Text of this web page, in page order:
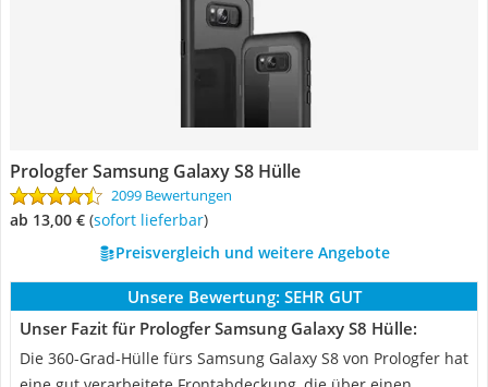
Prologfer Samsung Galaxy S8 Hülle
2099 Bewertungen
ab 13,00 € ( Sofort lieferbar)
Preisvergleich und weitere Angebote
Unsere Bewertung: SEHR GUT
Unser Fazit für Prologfer Samsung Galaxy S8 Hülle:
Die 360-Grad-Hülle fürs Samsung Galaxy S8 von Prologfer hat